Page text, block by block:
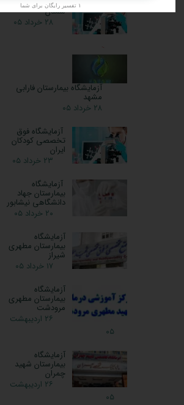
سمنان
۲۸ خرداد ۰۵
آزمایشگاه بیمارستان فارابی
مشهد
۲۸ خرداد ۰۵
آزمایشگاه فوق
تخصصی کودکان
ایران
۲۳ خرداد ۰۵
آزمایشگاه
بیمارستان جهاد
دانشگاهی نیشابور
۲۰ خرداد ۰۵
آزمایشگاه
بیمارستان مطهری
شیراز
۱۷ خرداد ۰۵
آزمایشگاه
بیمارستان مطهری
مرودشت
۲۶ اردیبهشت
۰۵
آزمایشگاه
بیمارستان شهید
چمران
۲۶ اردیبهشت
۰۵
۱ تفسیر رایگان برای شما